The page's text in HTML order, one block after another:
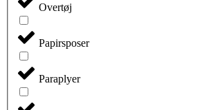
Overtøj
Papirsposer
Paraplyer